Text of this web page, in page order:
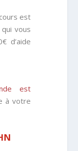
est
vous
d’aide
est
à votre